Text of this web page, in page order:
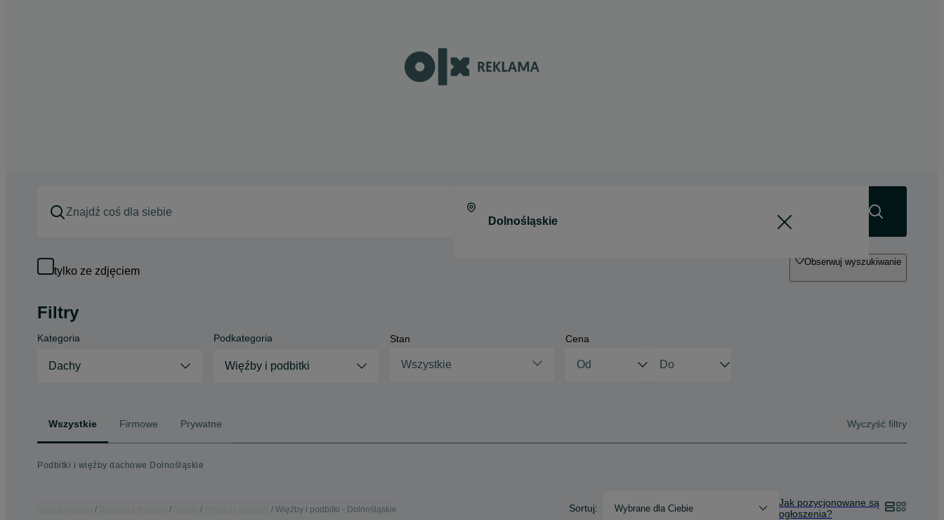
tylko ze zdjęciem
Obserwuj wyszukiwanie
Filtry
Kategoria
Dachy
Podkategoria
Więźby i podbitki
Stan
Wszystkie
Cena
Wszystkie Firmowe Prywatne Wyczyść filtry
Podbitki i więźby dachowe Dolnośląskie
Więźby i podbitki - Dolnośląskie Sortuj: Wybrane dla Ciebie
Jak pozycjonowane są
ogłoszenia?